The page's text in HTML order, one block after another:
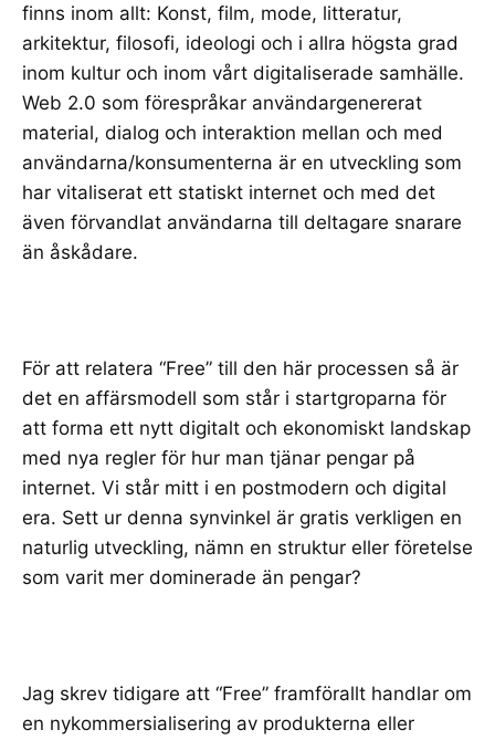
finns inom allt: Konst, film, mode, litteratur,
arkitektur, filosofi, ideologi och i allra högsta grad
inom kultur och inom vårt digitaliserade samhälle.
Web 2.0 som förespråkar användargenererat
material, dialog och interaktion mellan och med
användarna/konsumenterna är en utveckling som
har vitaliserat ett statiskt internet och med det
även förvandlat användarna till deltagare snarare
än åskådare.
För att relatera “Free” till den här processen så är
det en affärsmodell som står i startgroparna för
att forma ett nytt digitalt och ekonomiskt landskap
med nya regler för hur man tjänar pengar på
internet. Vi står mitt i en postmodern och digital
era. Sett ur denna synvinkel är gratis verkligen en
naturlig utveckling, nämn en struktur eller företelse
som varit mer dominerade än pengar?
Jag skrev tidigare att “Free” framförallt handlar om
en nykommersialisering av produkterna eller